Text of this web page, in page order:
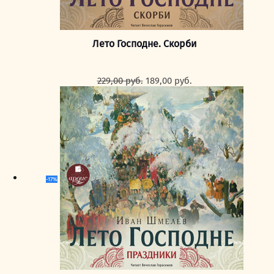
Лето Господне. Скорби
229,00руб. Первоначальная
цена
составляла
229,00 руб..
189,00 руб.
цена:
189,00 руб..
-17%